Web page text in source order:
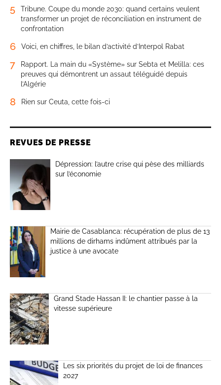
5
Tribune. Coupe du monde 2030: quand certains veulent
transformer un projet de réconciliation en instrument de
confrontation
6 Voici, en chiffres, le bilan d’activité d’Interpol Rabat
7
Rapport. La main du «Système» sur Sebta et Melilla: ces
preuves qui démontrent un assaut téléguidé depuis
l’Algérie
8 Rien sur Ceuta, cette fois-ci
REVUES DE PRESSE
Dépression: l’autre crise qui pèse des milliards
sur l’économie
Mairie de Casablanca: récupération de plus de 13
millions de dirhams indûment attribués par la
justice à une avocate
Grand Stade Hassan II: le chantier passe à la
vitesse supérieure
Les six priorités du projet de loi de finances
2027